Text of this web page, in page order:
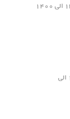
✳️ یونولیت تیرچه کرومیت یک متری/۱۳۰۰ الی ۱۴۰۰
✳️ یونولیت تیرچه کرومیت دومتری/۱۵۰۰ الی